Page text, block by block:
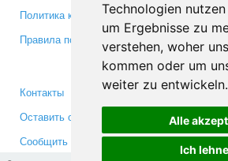
Technologien
um Ergebnisse zu
verstehen, woher
kommen oder um
weiter zu entwickeln.
Alle
Ich
Политика конфиденциальности
Правила пользования
Медиа
Контакты
Оставить отзыв
Сообщить об ошибке